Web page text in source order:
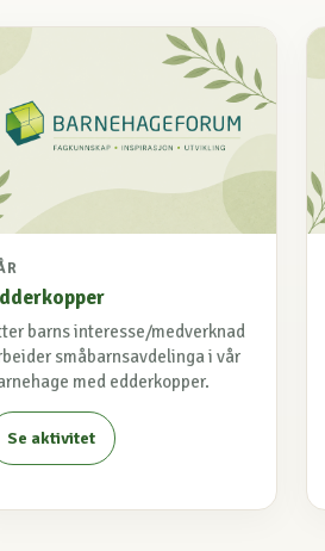
barns interesse/medverknad
småbarnsavdelinga i vår
med edderkopper.
Se aktivitet